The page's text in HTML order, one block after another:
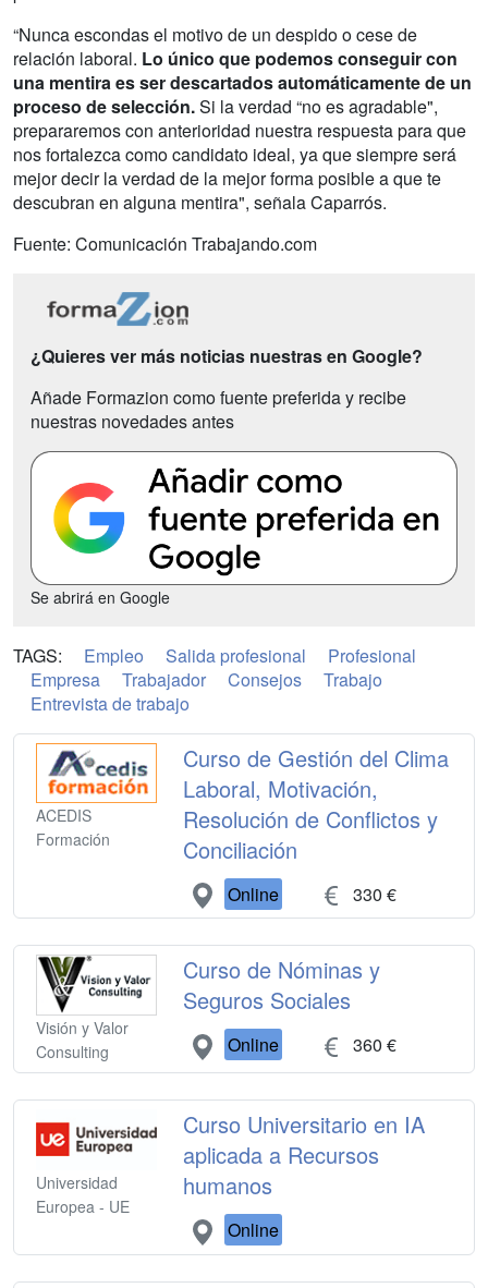
“Nunca escondas el motivo de un despido o cese de
relación laboral. Lo único que podemos conseguir con
una mentira es ser descartados automáticamente de un
proceso de selección.Si la verdad “no es agradable",
prepararemos con anterioridad nuestra respuesta para que
nos fortalezca como candidato ideal, ya que siempre será
mejor decir la verdad de la mejor forma posible a que te
descubran en alguna mentira", señala Caparrós.
Fuente: Comunicación Trabajando.com
¿Quieres ver más noticias nuestras en Google?
Añade Formazion como fuente preferida y recibe
nuestras novedades antes
Se abrirá en Google
TAGS: Empleo Salida profesional
Profesional
Empresa
Trabajador Consejos
Trabajo
Entrevista de trabajo
ACEDIS
Formación
Curso de Gestión del Clima
Laboral, Motivación,
Resolución de Conflictos y
Conciliación
Online 330 €
Visión y Valor
Consulting
Curso de Nóminas y
Seguros Sociales
Online 360 €
Universidad
Europea - UE
Curso Universitario en IA
aplicada a Recursos
humanos
Online